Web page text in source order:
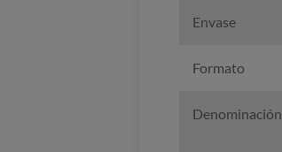
Envase
Formato
Denominación